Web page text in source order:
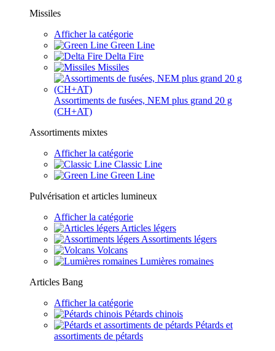
Missiles
Afficher la catégorie
Green Line
Delta Fire
Missiles
Assortiments de fusées, NEM plus grand 20 g
(CH+AT)
Assortiments mixtes
Afficher la catégorie
Classic Line
Green Line
Pulvérisation et articles lumineux
Afficher la catégorie
Articles légers
Assortiments légers
Volcans
Lumières romaines
Articles Bang
Afficher la catégorie
Pétards chinois
Pétards et
assortiments de pétards